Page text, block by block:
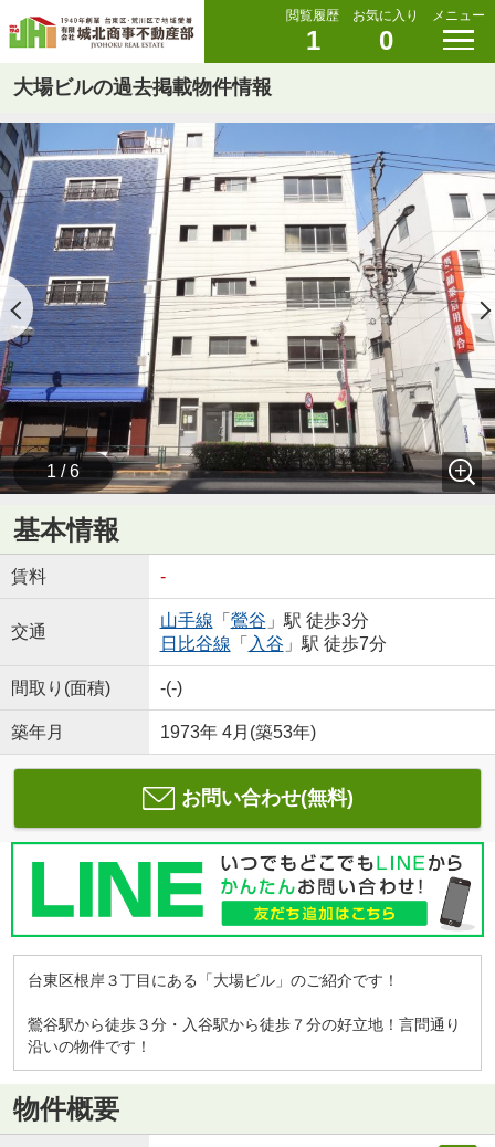
閲覧履歴
1
お気に入り
0
メニュー
大場ビルの過去掲載物件情報
1 / 6
基本情報
賃料 -
交通
山手線 「 鶯谷 」駅 徒歩3分
日比谷線 「 入谷 」駅 徒歩7分
間取り(面積) -(-)
築年月 1973年 4月(築53年)
お問い合わせ(無料)
台東区根岸３丁目にある「大場ビル」のご紹介です！
鶯谷駅から徒歩３分・入谷駅から徒歩７分の好立地！言問通り
沿いの物件です！
物件概要